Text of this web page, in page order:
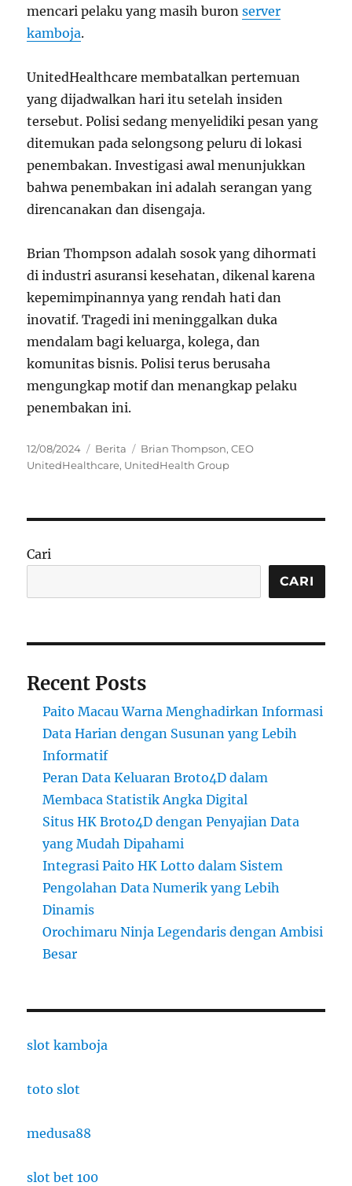
mencari pelaku yang masih buronserver
kamboja.
UnitedHealthcare membatalkan pertemuan
yang dijadwalkan hari itu setelah insiden
tersebut. Polisi sedang menyelidiki pesan yang
ditemukan pada selongsong peluru di lokasi
penembakan. Investigasi awal menunjukkan
bahwa penembakan ini adalah serangan yang
direncanakan dan disengaja.
Brian Thompson adalah sosok yang dihormati
di industri asuransi kesehatan, dikenal karena
kepemimpinannya yang rendah hati dan
inovatif. Tragedi ini meninggalkan duka
mendalam bagi keluarga, kolega, dan
komunitas bisnis. Polisi terus berusaha
mengungkap motif dan menangkap pelaku
penembakan ini.
Posted
on
12/08/2024 Categories
Berita Tags
Brian Thompson,CEO
UnitedHealthcare, UnitedHealth Group
Cari
CARI
Recent Posts
Paito Macau Warna Menghadirkan Informasi
Data Harian dengan Susunan yang Lebih
Informatif
Peran Data Keluaran Broto4D dalam
Membaca Statistik Angka Digital
Situs HK Broto4D dengan Penyajian Data
yang Mudah Dipahami
Integrasi Paito HK Lotto dalam Sistem
Pengolahan Data Numerik yang Lebih
Dinamis
Orochimaru Ninja Legendaris dengan Ambisi
Besar
slot kamboja
toto slot
medusa88
slot bet 100